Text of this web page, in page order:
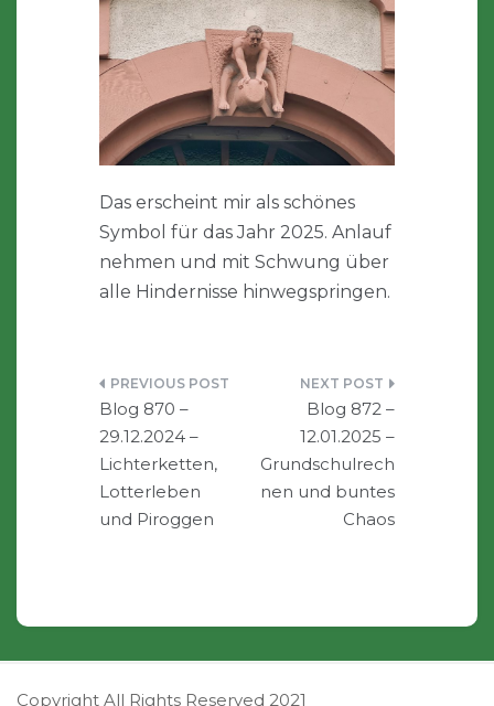
Das erscheint mir als schönes
Symbol für das Jahr 2025. Anlauf
nehmen und mit Schwung über
alle Hindernisse hinwegspringen.
Beitragsnavigation
Blog 870 –
29.12.2024 –
Lichterketten,
Lotterleben
und Piroggen
Blog 872 –
12.01.2025 –
Grundschulrech
nen und buntes
Chaos
Copyright All Rights Reserved 2021